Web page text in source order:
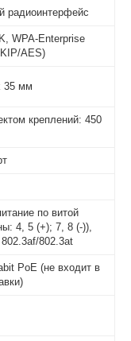
радиоинтерфейс
WPA-Enterprise
AES)
35 мм
креплений: 450
по витой
4, 5 (+); 7, 8 (-)),
802.3at
PoE (не входит в